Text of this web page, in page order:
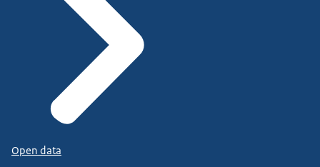
Open data